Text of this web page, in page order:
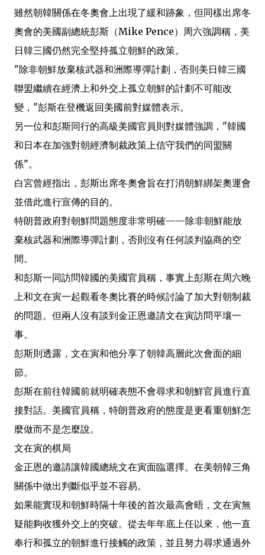
雖然朝韓關係在冬奧會上出現了緩和跡象，但同樣出席冬
奧會的美國副總統彭斯（Mike Pence）周六強調稱，美
日韓三國仍然完全堅持孤立朝鮮的政策。
"除非朝鮮放棄核武器和洲際導彈計劃，否則美日韓三國
聯盟繼續在經濟上和外交上孤立朝鮮的計劃不可能改
變，"彭斯在登機返回美國前對媒體表示。
另一位和彭斯同行的高級美國官員則對媒體強調，"韓國
和日本在加強對朝經濟制裁政策上信守我們的同盟關
係"。
白宮曾經指出，彭斯出席冬奧會旨在打消朝鮮綁架奧運會
並借此進行宣傳的目的。
特朗普政府對朝鮮問題態度非常明確——除非朝鮮能放
棄核武器和洲際導彈計劃，否則沒有任何談判協商的空
間。
和彭斯一同訪問韓國的美國官員稱，事實上彭斯在周六晚
上和文在寅一起觀看冬奧比賽的時候討論了加大對朝制裁
的問題。但兩人沒有談到金正恩邀請文在寅訪問平壤一
事。
彭斯則透露，文在寅和他分享了朝韓高層此次會面的細
節。
彭斯在前往韓國前就明確表態不會尋求和朝鮮官員進行直
接對話。美國官員稱，特朗普政府的態度是更看重朝鮮怎
麼做而不是怎麼說。
文在寅的棋局
金正恩的邀請讓韓國總統文在寅面臨選擇。在美朝韓三角
關係中做出判斷似乎並不容易。
如果能實現和朝鮮時隔十年後的首次最高會晤，文在寅無
疑能夠收獲外交上的突破。從去年年底上任以來，他一直
奉行和孤立的朝鮮進行接觸的政策，並且努力尋求通過外